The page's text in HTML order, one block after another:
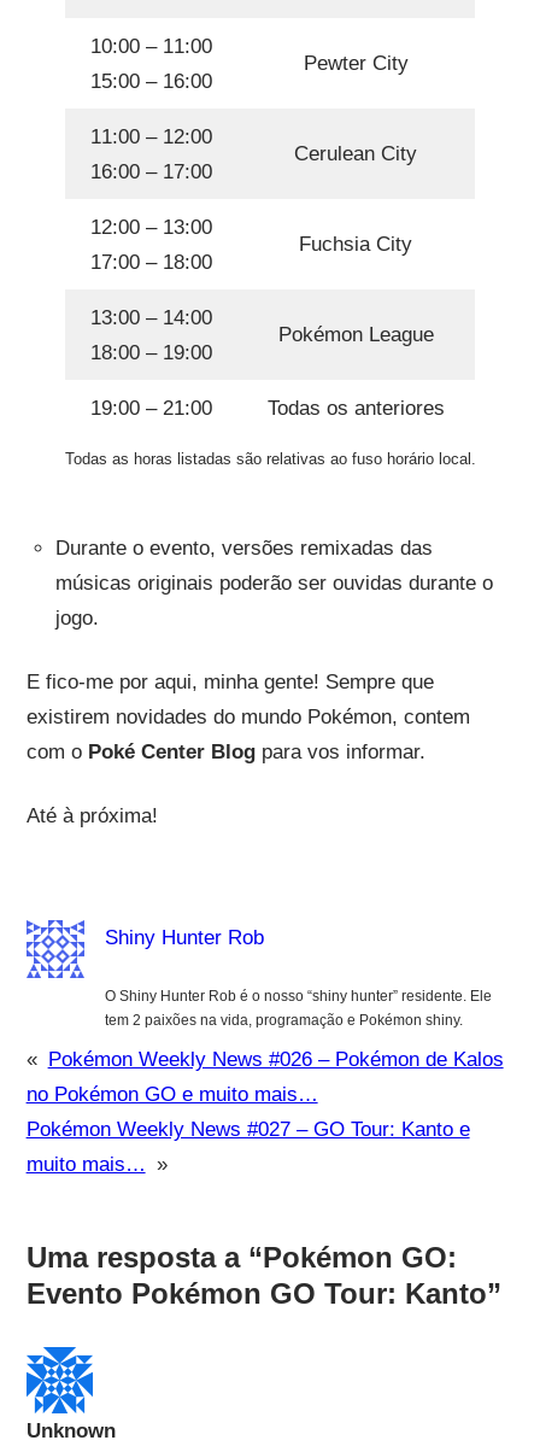
10:00 – 11:00
15:00 – 16:00
Pewter City
11:00 – 12:00
16:00 – 17:00
Cerulean City
12:00 – 13:00
17:00 – 18:00
Fuchsia City
13:00 – 14:00
18:00 – 19:00
Pokémon League
19:00 – 21:00 Todas os anteriores
Todas as horas listadas são relativas ao fuso horário local.
Durante o evento, versões remixadas das
músicas originais poderão ser ouvidas durante o
jogo.
E fico-me por aqui, minha gente! Sempre que
existirem novidades do mundo Pokémon, contem
com o Poké Center Blogpara vos informar.
Até à próxima!
Shiny Hunter Rob
O Shiny Hunter Rob é o nosso “shiny hunter” residente. Ele
tem 2 paixões na vida, programação e Pokémon shiny.
« Pokémon Weekly News #026 – Pokémon de Kalos
no Pokémon GO e muito mais…
Pokémon Weekly News #027 – GO Tour: Kanto e
muito mais… »
Uma resposta a “Pokémon GO:
Evento Pokémon GO Tour: Kanto”
Unknown